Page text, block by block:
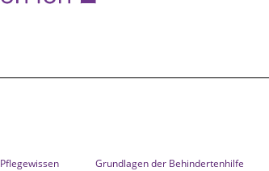
Pflegewissen Grundlagen der Behindertenhilfe